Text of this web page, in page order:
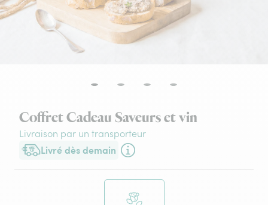
Coffret Cadeau Saveurs et vin
Livraison par un transporteur
Livré dès demain
Livraison dès demain (pour toute commande passée avant